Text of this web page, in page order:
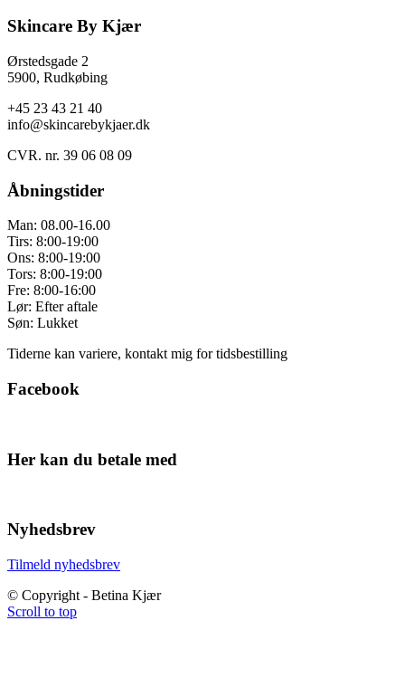
Skincare By Kjær
Ørstedsgade 2
5900, Rudkøbing
+45 23 43 21 40
info@skincarebykjaer.dk
CVR. nr. 39 06 08 09
Åbningstider
Man: 08.00-16.00
Tirs: 8:00-19:00
Ons: 8:00-19:00
Tors: 8:00-19:00
Fre: 8:00-16:00
Lør: Efter aftale
Søn: Lukket
Tiderne kan variere, kontakt mig for tidsbestilling
Facebook
Her kan du betale med
Nyhedsbrev
Tilmeld nyhedsbrev
© Copyright - Betina Kjær
Scroll to top